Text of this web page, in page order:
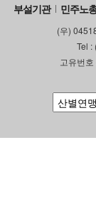
부설기관 민주노
(우)
Tel :
고유번